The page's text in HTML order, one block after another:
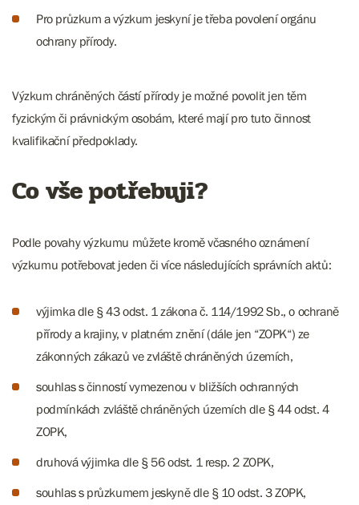
Pro průzkum a výzkum jeskyní je třeba povolení orgánu
ochrany přírody.
Výzkum chráněných částí přírody je možné povolit jen těm
fyzickým či právnickým osobám, které mají pro tuto činnost
kvalifikační předpoklady.
Co vše potřebuji?
Podle povahy výzkumu můžete kromě včasného oznámení
výzkumu potřebovat jeden či více následujících správních aktů:
výjimka dle § 43 odst. 1 zákona č. 114/1992 Sb., o ochraně
přírody a krajiny, v platném znění (dále jen “ZOPK“) ze
zákonných zákazů ve zvláště chráněných územích,
souhlas s činností vymezenou v bližších ochranných
podmínkách zvláště chráněných územích dle § 44 odst. 4
ZOPK,
druhová výjimka dle § 56 odst. 1 resp. 2 ZOPK,
souhlas s průzkumem jeskyně dle § 10 odst. 3 ZOPK,